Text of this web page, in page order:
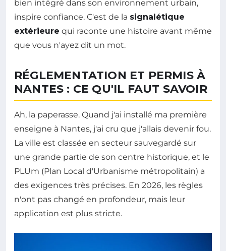
bien intégré dans son environnement urbain,
inspire confiance. C'est de la signalétique
extérieure qui raconte une histoire avant même
que vous n'ayez dit un mot.
RÉGLEMENTATION ET PERMIS À
NANTES : CE QU'IL FAUT SAVOIR
Ah, la paperasse. Quand j'ai installé ma première
enseigne à Nantes, j'ai cru que j'allais devenir fou.
La ville est classée en secteur sauvegardé sur
une grande partie de son centre historique, et le
PLUm (Plan Local d'Urbanisme métropolitain) a
des exigences très précises. En 2026, les règles
n'ont pas changé en profondeur, mais leur
application est plus stricte.